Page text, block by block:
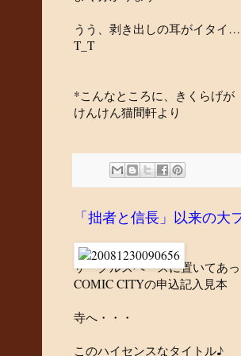
うう、剥き出しの耳がイタイ…
T_T
*こんなところに、きくらげが
けんけん猫間軒より
「拙者と信長」以来の大
サークルスペースに置いてあ
COMIC CITYの申込記入見本
寺へ・・・
このハイセンスなタイトル♪